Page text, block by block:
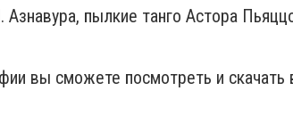
пылкие танго Астора
вы сможете посмотреть и